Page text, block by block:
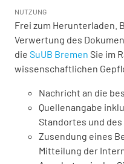
NUTZUNG
Frei zum Herunterladen.
Verwertung des
die SuUB Bremen Sie im
wissenschaftlichen
Nachricht an die
Quellenangabe
Standortes und
Zusendung eines
Mitteilung der